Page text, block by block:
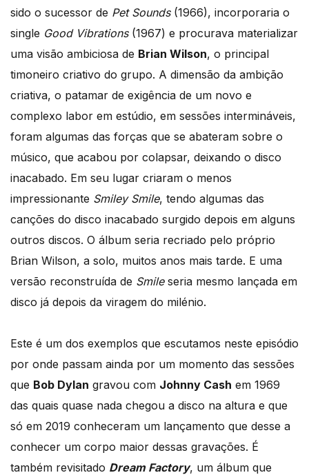
sido o sucessor de Pet Sounds(1966), incorporaria o
single Good Vibrations(1967) e procurava materializar
uma visão ambiciosa de Brian Wilson, o principal
timoneiro criativo do grupo. A dimensão da ambição
criativa, o patamar de exigência de um novo e
complexo labor em estúdio, em sessões intermináveis,
foram algumas das forças que se abateram sobre o
músico, que acabou por colapsar, deixando o disco
inacabado. Em seu lugar criaram o menos
impressionante Smiley Smile, tendo algumas das
canções do disco inacabado surgido depois em alguns
outros discos. O álbum seria recriado pelo próprio
Brian Wilson, a solo, muitos anos mais tarde. E uma
versão reconstruída de Smileseria mesmo lançada em
disco já depois da viragem do milénio.
Este é um dos exemplos que escutamos neste episódio
por onde passam ainda por um momento das sessões
que Bob Dylan gravou com Johnny Cash em 1969
das quais quase nada chegou a disco na altura e que
só em 2019 conheceram um lançamento que desse a
conhecer um corpo maior dessas gravações. É
também revisitado Dream Factory, um álbum que